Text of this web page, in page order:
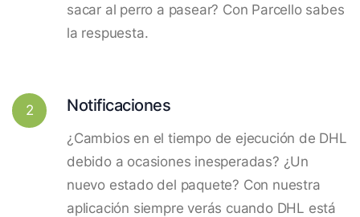
sacar al perro a pasear? Con Parcello sabes
la respuesta.
2 Notificaciones
¿Cambios en el tiempo de ejecución de DHL
debido a ocasiones inesperadas? ¿Un
nuevo estado del paquete? Con nuestra
aplicación siempre verás cuando DHL está